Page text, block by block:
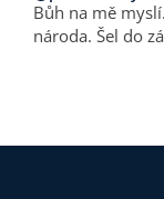
Bůh na mě myslí. Bůh mě hledá. Bůh je na cestě ke mně… Cesta je dlouhá. Bůh vyšel ze svého nedosažitelného světla. Šel k prorokům a vešel do jejich slov… Vešel do života vyvoleného
národa.